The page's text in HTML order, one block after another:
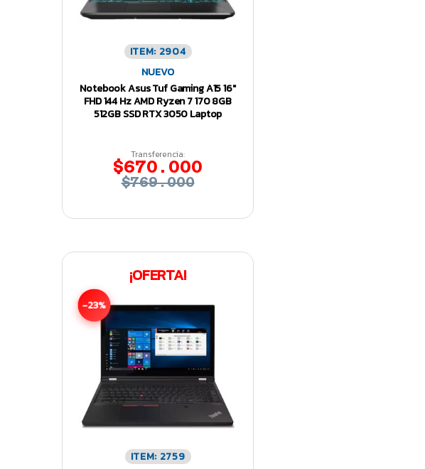
ITEM: 2904
NUEVO
Notebook Asus Tuf Gaming A15 16″
FHD 144 Hz AMD Ryzen 7 170 8GB
512GB SSD RTX 3050 Laptop
Transferencia:
$670.000
$769.000
¡OFERTA!
-23%
ITEM: 2759